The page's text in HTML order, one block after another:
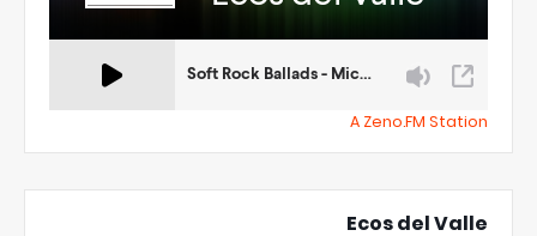
A Zeno.FM Station
Ecos del Valle